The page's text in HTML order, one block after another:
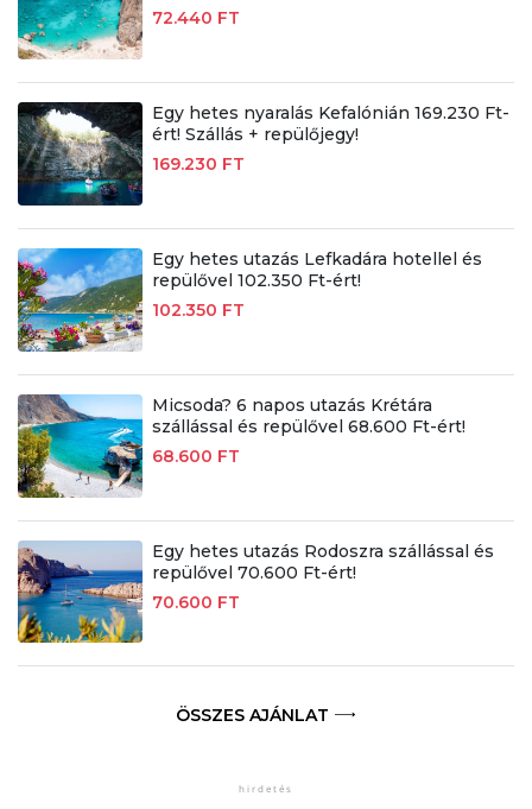
72.440 FT
Egy hetes nyaralás Kefalónián 169.230 Ft-
ért! Szállás + repülőjegy!
169.230 FT
Egy hetes utazás Lefkadára hotellel és
repülővel 102.350 Ft-ért!
102.350 FT
Micsoda? 6 napos utazás Krétára
szállással és repülővel 68.600 Ft-ért!
68.600 FT
Egy hetes utazás Rodoszra szállással és
repülővel 70.600 Ft-ért!
70.600 FT
ÖSSZES AJÁNLAT